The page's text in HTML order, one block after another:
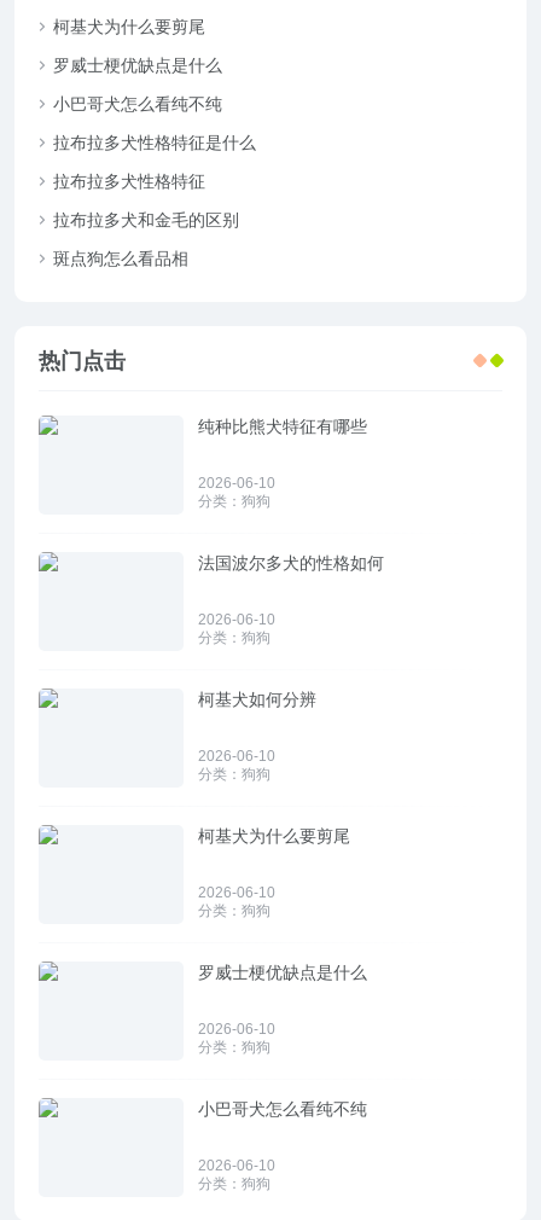
柯基犬为什么要剪尾
罗威士梗优缺点是什么
小巴哥犬怎么看纯不纯
拉布拉多犬性格特征是什么
拉布拉多犬性格特征
拉布拉多犬和金毛的区别
斑点狗怎么看品相
热门点击
纯种比熊犬特征有哪些
2026-06-10
分类： 狗狗
法国波尔多犬的性格如何
2026-06-10
分类： 狗狗
柯基犬如何分辨
2026-06-10
分类： 狗狗
柯基犬为什么要剪尾
2026-06-10
分类： 狗狗
罗威士梗优缺点是什么
2026-06-10
分类： 狗狗
小巴哥犬怎么看纯不纯
2026-06-10
分类： 狗狗